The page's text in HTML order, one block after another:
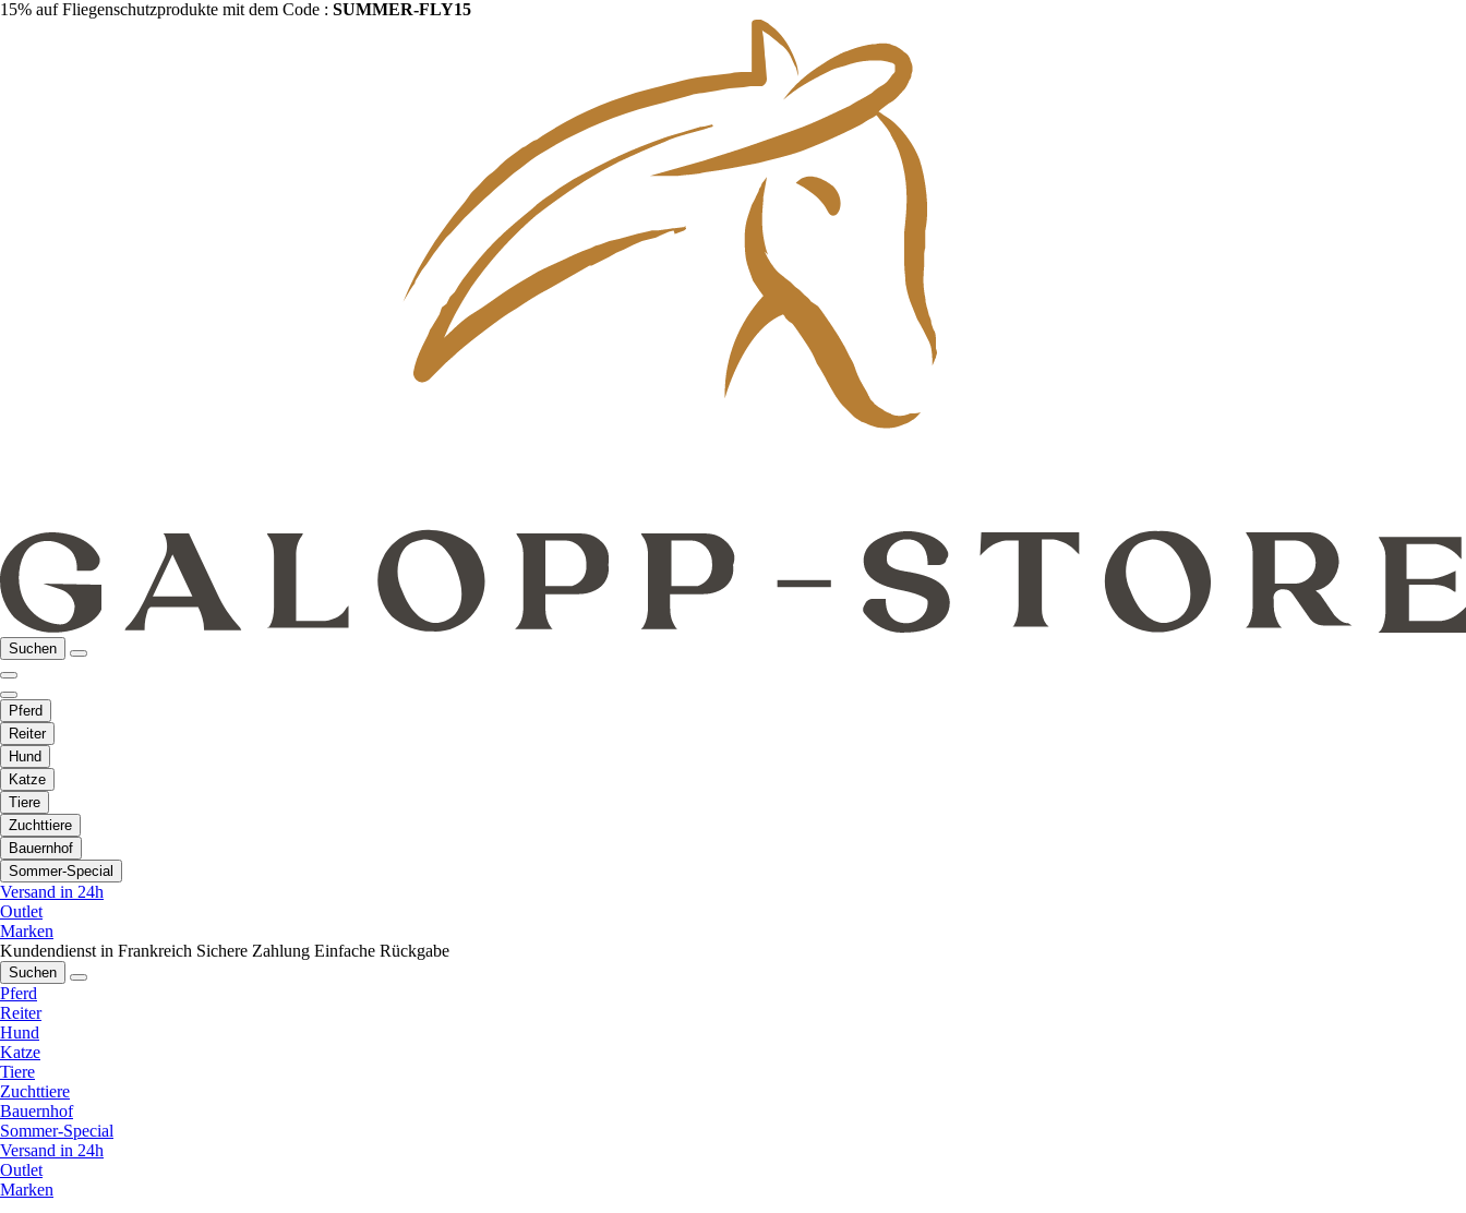
15% auf Fliegenschutzprodukte mit dem Code : SUMMER-FLY15
Suchen
Pferd
Reiter
Hund
Katze
Tiere
Zuchttiere
Bauernhof
Sommer-Special
Versand in 24h
Outlet
Marken
Kundendienst in Frankreich Sichere Zahlung Einfache Rückgabe
Suchen
Pferd
Reiter
Hund
Katze
Tiere
Zuchttiere
Bauernhof
Sommer-Special
Versand in 24h
Outlet
Marken